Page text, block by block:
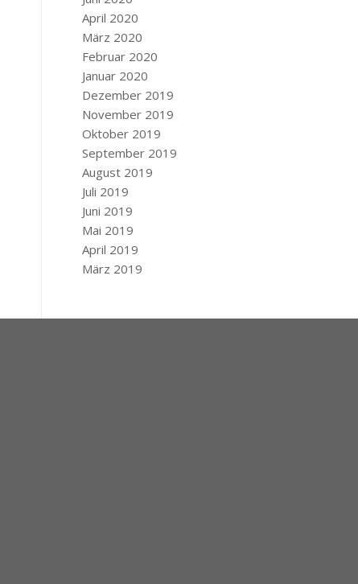
April 2020
März 2020
Februar 2020
Januar 2020
Dezember 2019
November 2019
Oktober 2019
September 2019
August 2019
Juli 2019
Juni 2019
Mai 2019
April 2019
März 2019